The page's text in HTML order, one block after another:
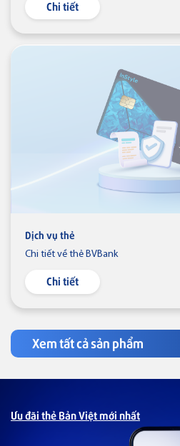
Chi tiết
Dịch vụ thẻ
Chi tiết về thẻ BVBank
Chi tiết
Xem tất cả sản phẩm
Ưu đãi thẻ Bản Việt mới nhất
Thẻ tín
Thẻ tín
Thẻ NAPAS
shopON